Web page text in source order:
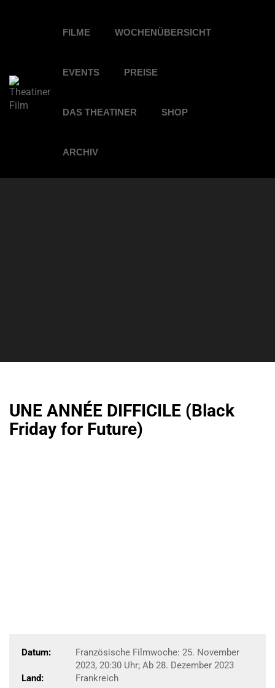
FILME WOCHENÜBERSICHT
EVENTS PREISE
DAS THEATINER SHOP
ARCHIV
UNE ANNÉE DIFFICILE (Black
Friday for Future)
Datum:
Französische Filmwoche: 25. November
2023, 20:30 Uhr; Ab 28. Dezember 2023
Land:
Frankreich